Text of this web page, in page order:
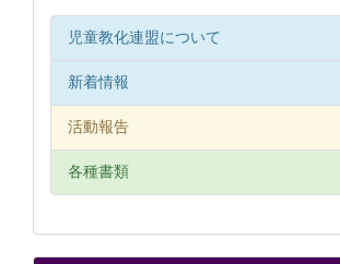
児童教化連盟について
新着情報
活動報告
各種書類